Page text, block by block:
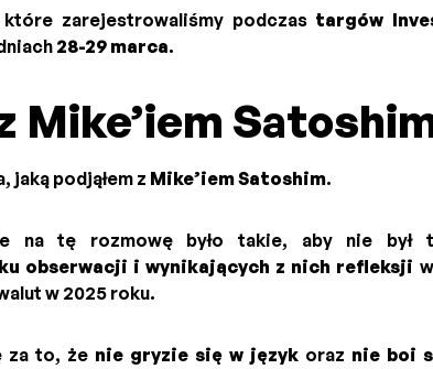
które zarejestrowaliśmy podczas targów
28-29 marca.
Mike’iem
jaką podjąłem z Mike’iem Satoshim.
na tę rozmowę było takie, aby nie był
obserwacji i wynikających z nich refleksji
w 2025 roku.
za to, że nie gryzie się w język oraz nie boi